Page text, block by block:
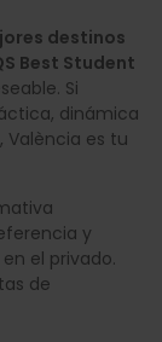
destinos
Best Student
Si
dinámica
es tu
y
el privado.
de